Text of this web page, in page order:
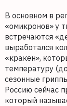
В основном в
«омикронов» у
встречаются
выработался
«кракен»,
температуру
сезонные
Россию сейчас
который